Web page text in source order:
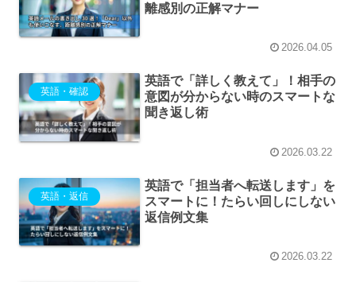
離感別の正解マナー
2026.04.05
英語・確認
英語で「詳しく教えて」！相手の
意図が分からない時のスマートな
聞き返し術
2026.03.22
英語・返信
英語で「担当者へ転送します」を
スマートに！たらい回しにしない
返信例文集
2026.03.22